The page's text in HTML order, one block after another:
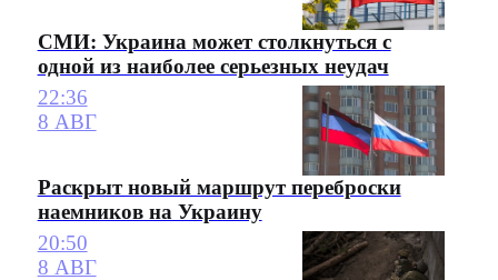
СМИ: Украина может столкнуться с
одной из наиболее серьезных неудач
22:36
8 АВГ
Раскрыт новый маршрут переброски
наемников на Украину
20:50
8 АВГ